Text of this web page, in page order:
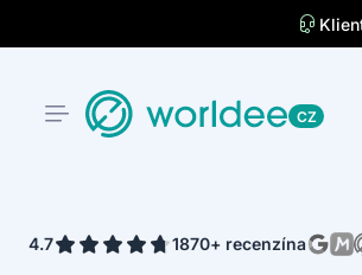
CZ
4.7 1870+ recenzína